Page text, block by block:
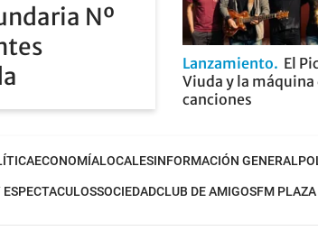
Nº
Lanzamiento
El
Viuda y la máquina
canciones
ECONOMÍALOCALESINFORMACIÓN GENERAL
SOCIEDADCLUB DE AMIGOSFM PLAZA